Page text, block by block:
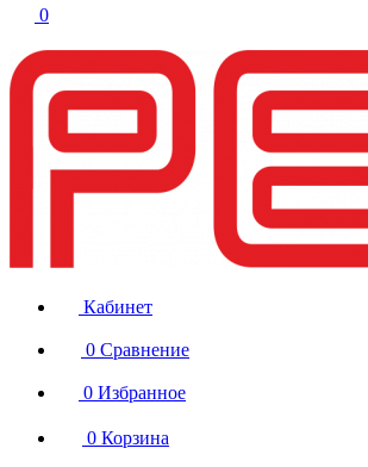
0
Кабинет
0 Сравнение
0 Избранное
0 Корзина